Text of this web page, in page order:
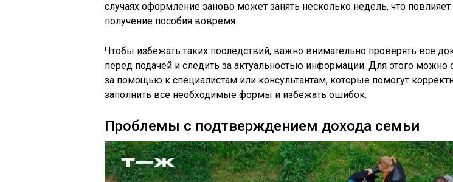
случаях оформление заново может занять несколько недель, что повлияет
получение пособия вовремя.
Чтобы избежать таких последствий, важно внимательно проверять все
перед подачей и следить за актуальностью информации. Для этого можно
за помощью к специалистам или консультантам, которые помогут
заполнить все необходимые формы и избежать ошибок.
Проблемы с подтверждением дохода семьи